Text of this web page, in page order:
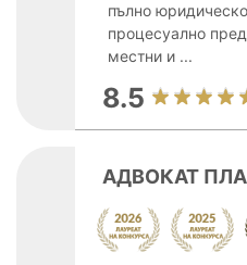
пълно
процесуално
местни и ...
8.5
АДВОКАТ